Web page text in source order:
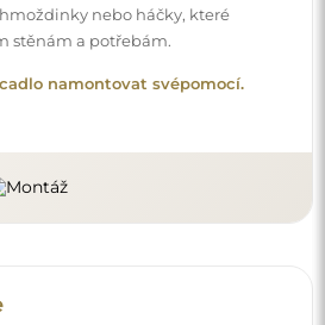
nebo háčky, které
stěnám a potřebám.
namontovat svépomocí.